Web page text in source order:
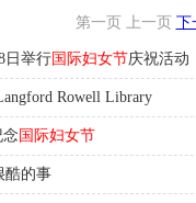
第一页 上一页 下
日举行国际妇女节庆祝活动
Rowell Library
念 国际妇女节
酷的事